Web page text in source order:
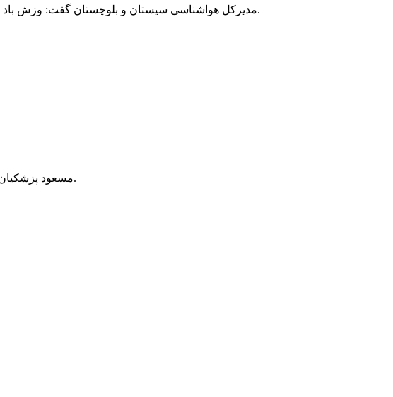
مدیرکل هواشناسی سیستان و بلوچستان گفت: وزش باد شدید با بیشینه سرعت ۱۱۹ کیلومتر بر ساعت زابل را درنوردید و شعاع دید افقی در این شهرستان را به ۸۰۰ متر کاهش داد.
مسعود پزشکیان با استقبال آیت‌الله محامی نماینده ولی فقیه، در نخستین سفر استانی دولت چهاردهم وارد استان سیستان و بلوچستان شد.